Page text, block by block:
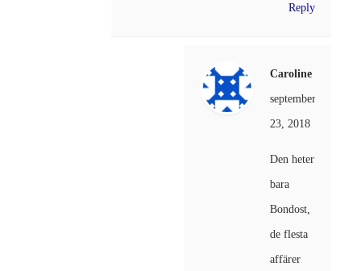
Reply
Caroline
september
23, 2018
Den heter
bara
Bondost,
de flesta
affärer